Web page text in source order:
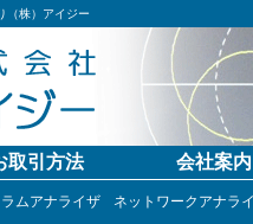
（株）アイジー
取引方法 会社案内
ムアナライザ ネットワークアナラ